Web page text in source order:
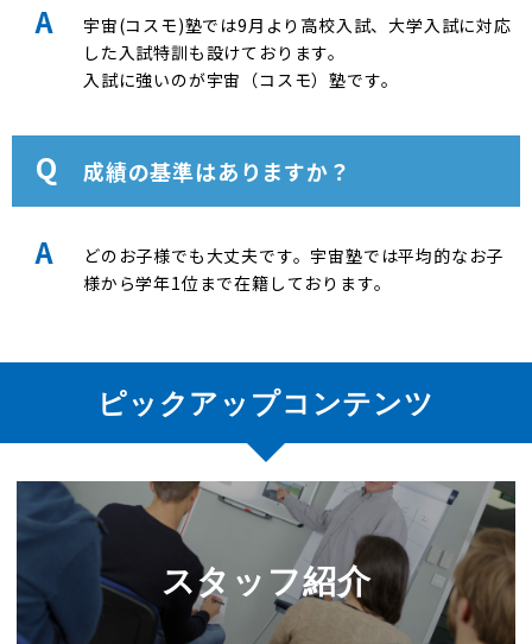
宇宙(コスモ)塾では9月より高校入試、大学入試に対応
した入試特訓も設けております。
入試に強いのが宇宙（コスモ）塾です。
成績の基準はありますか？
どのお子様でも大丈夫です。宇宙塾では平均的なお子
様から学年1位まで在籍しております。
ピックアップコンテンツ
スタッフ紹介